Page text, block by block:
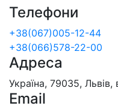
Телефони
+38(067)005-12-44
+38(066)578-22-00
Адреса
Україна, 79035,
Email